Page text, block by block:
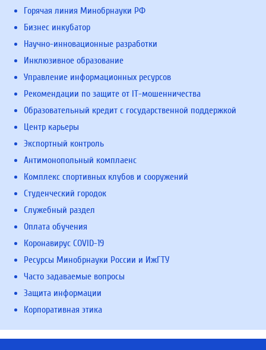
Горячая линия Минобрнауки РФ
Бизнес инкубатор
Научно-инновационные разработки
Инклюзивное образование
Управление информационных ресурсов
Рекомендации по защите от IT-мошенничества
Образовательный кредит с государственной поддержкой
Центр карьеры
Экспортный контроль
Антимонопольный комплаенс
Комплекс спортивных клубов и сооружений
Студенческий городок
Служебный раздел
Оплата обучения
Коронавирус COVID-19
Ресурсы Минобрнауки России и ИжГТУ
Часто задаваемые вопросы
Защита информации
Корпоративная этика